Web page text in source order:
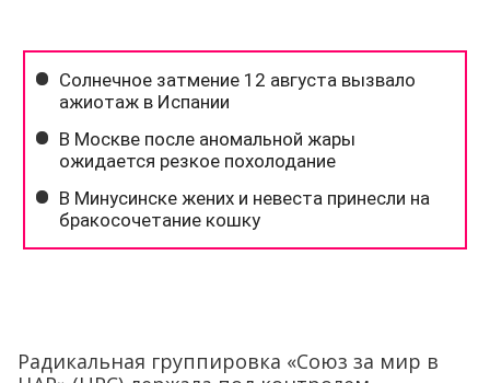
Радикальная группировка «Союз за мир в